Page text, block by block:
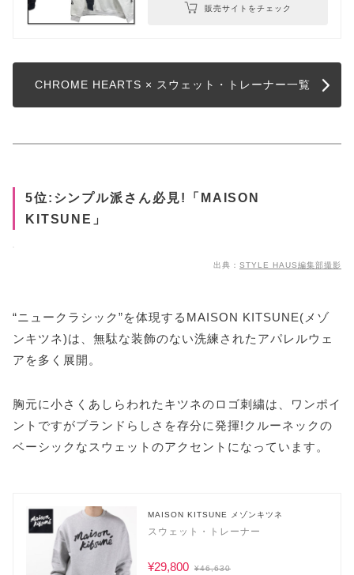
販売サイトをチェック
CHROME HEARTS × スウェット・トレーナー一覧
5位:シンプル派さん必見!「MAISON
KITSUNE」
出典： STYLE HAUS編集部撮影
“ニュークラシック”を体現するMAISON KITSUNE(メゾ
ンキツネ)は、無駄な装飾のない洗練されたアパレルウェ
アを多く展開。
胸元に小さくあしらわれたキツネのロゴ刺繍は、ワンポイ
ントですがブランドらしさを存分に発揮!クルーネックの
ベーシックなスウェットのアクセントになっています。
MAISON KITSUNE メゾンキツネ
スウェット・トレーナー
¥29,800 ¥46,630